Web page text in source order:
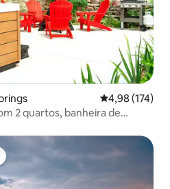
Classificação
4,98 (174)
2 quartos, banheira de
apreciados